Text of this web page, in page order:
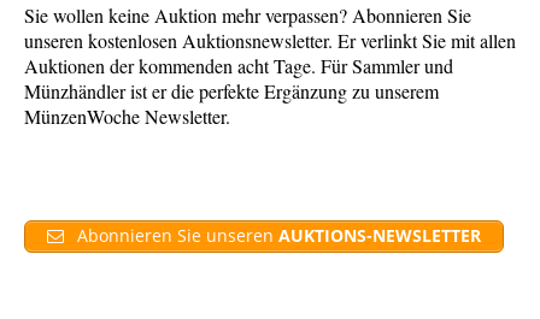
Sie wollen keine Auktion mehr verpassen? Abonnieren Sie
unseren kostenlosen Auktionsnewsletter. Er verlinkt Sie mit allen
Auktionen der kommenden acht Tage. Für Sammler und
Münzhändler ist er die perfekte Ergänzung zu unserem
MünzenWoche Newsletter.
Abonnieren Sie unseren AUKTIONS-NEWSLETTER